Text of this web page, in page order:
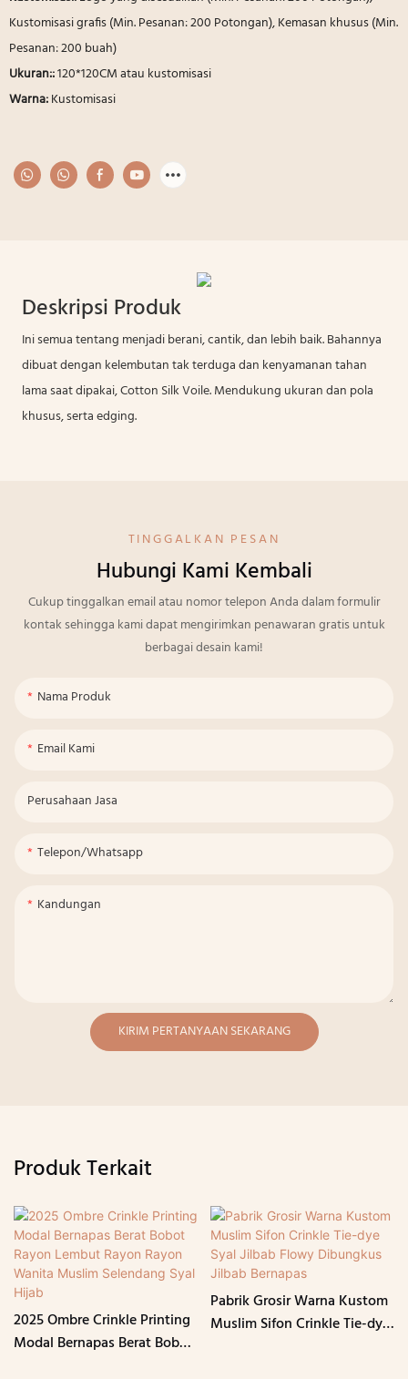
Kustomisasi grafis (Min. Pesanan: 200 Potongan), Kemasan khusus (Min.
Pesanan: 200 buah)
Ukuran::120*120CM atau kustomisasi
Warna:Kustomisasi
Deskripsi Produk
Ini semua tentang menjadi berani, cantik, dan lebih baik. Bahannya
dibuat dengan kelembutan tak terduga dan kenyamanan tahan
lama saat dipakai, Cotton Silk Voile. Mendukung ukuran dan pola
khusus, serta edging.
TINGGALKAN PESAN
Hubungi Kami Kembali
Cukup tinggalkan email atau nomor telepon Anda dalam formulir
kontak sehingga kami dapat mengirimkan penawaran gratis untuk
berbagai desain kami!
Nama Produk
Email Kami
Perusahaan Jasa
Telepon/whatsapp
Kandungan
KIRIM PERTANYAAN SEKARANG
Produk Terkait
2025 Ombre Crinkle Printing
Modal Bernapas Berat Bobot
Pabrik Grosir Warna Kustom
Muslim Sifon Crinkle Tie-dye